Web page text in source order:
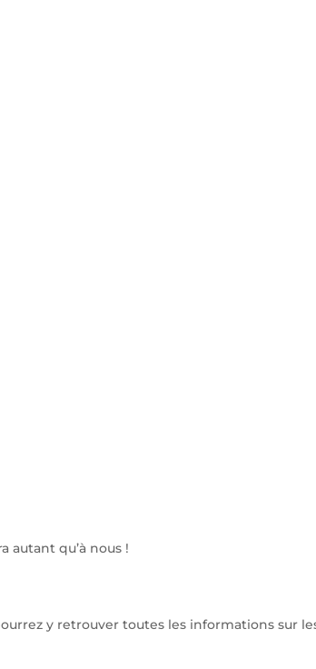
autant qu’à nous !
y retrouver toutes les informations sur